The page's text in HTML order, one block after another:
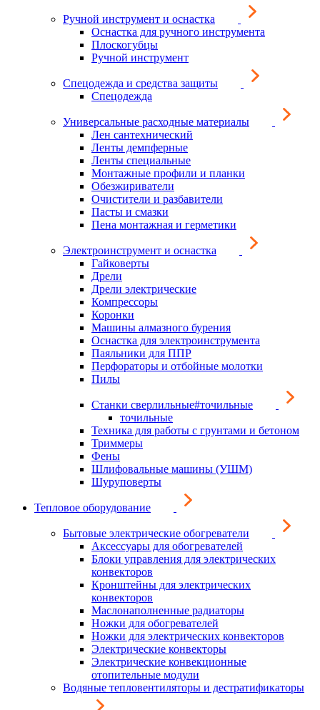
Ручной инструмент и оснастка
Оснастка для ручного инструмента
Плоскогубцы
Ручной инструмент
Спецодежда и средства защиты
Спецодежда
Универсальные расходные материалы
Лен сантехнический
Ленты демпферные
Ленты специальные
Монтажные профили и планки
Обезжириватели
Очистители и разбавители
Пасты и смазки
Пена монтажная и герметики
Электроинструмент и оснастка
Гайковерты
Дрели
Дрели электрические
Компрессоры
Коронки
Машины алмазного бурения
Оснастка для электроинструмента
Паяльники для ППР
Перфораторы и отбойные молотки
Пилы
Станки сверлильные#точильные
точильные
Техника для работы с грунтами и бетоном
Триммеры
Фены
Шлифовальные машины (УШМ)
Шуруповерты
Тепловое оборудование
Бытовые электрические обогреватели
Аксессуары для обогревателей
Блоки управления для электрических
конвекторов
Кронштейны для электрических
конвекторов
Маслонаполненные радиаторы
Ножки для обогревателей
Ножки для электрических конвекторов
Электрические конвекторы
Электрические конвекционные
отопительные модули
Водяные тепловентиляторы и дестратификаторы